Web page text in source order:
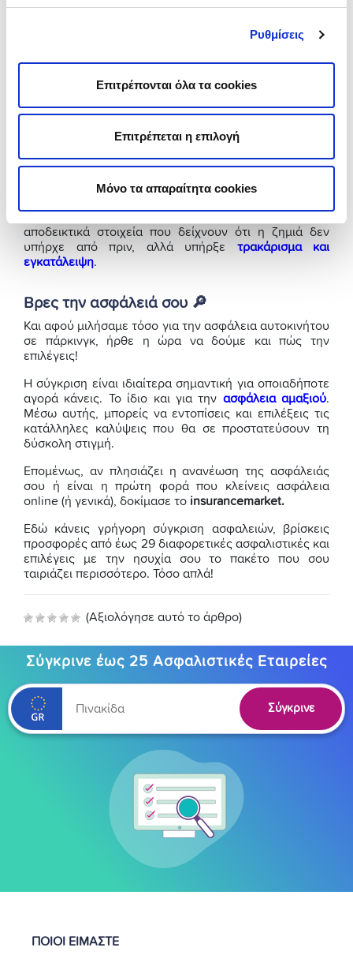
Ρυθμίσεις
Επιτρέπονται όλα τα cookies
Επιτρέπεται η επιλογή
Μόνο τα απαραίτητα cookies
Αν συμβαίνει αυτό, τότε θα είναι και ασφαλισμένο. Σε
παράνομο και υπάρξει κάποιο συμβάν, θα είναι πολύ
κάποιος.
Κράτησε αποδεικτικά στοιχεία 📸
Το δεύτερο και σημαντικότερο πράγμα που έχεις να
κάνεις, ειδικά στα πάρκινγκ όπου δεν παρκάρεις μόνος
σου, είναι πριν παραδώσεις τα κλειδιά να βγάλεις
αποδεικτικά στοιχεία που δείχνουν ότι η ζημιά δεν
υπήρχε από πριν, αλλά υπήρξε τρακάρισμα και
εγκατάλειψη.
Βρες την ασφάλειά σου 🔎
Και αφού μιλήσαμε τόσο για την ασφάλεια αυτοκινήτου
σε πάρκινγκ, ήρθε η ώρα να δούμε και πώς την
επιλέγεις!
Η σύγκριση είναι ιδιαίτερα σημαντική για οποιαδήποτε
αγορά κάνεις. Το ίδιο και για την ασφάλεια αμαξιού.
Μέσω αυτής, μπορείς να εντοπίσεις και επιλέξεις τις
κατάλληλες καλύψεις που θα σε προστατεύσουν τη
δύσκολη στιγμή.
Επομένως, αν πλησιάζει η ανανέωση της ασφάλειάς
σου ή είναι η πρώτη φορά που κλείνεις ασφάλεια
online (ή γενικά), δοκίμασε το insurancemarket.
Εδώ κάνεις γρήγορη σύγκριση ασφαλειών, βρίσκεις
προσφορές από έως 29 διαφορετικές ασφαλιστικές και
επιλέγεις με την ησυχία σου το πακέτο που σου
ταιριάζει περισσότερο. Τόσο απλά!
(Αξιολόγησε αυτό το άρθρο)
Σύγκρινε έως 25 Ασφαλιστικές Εταιρείες
Σύγκρινε
ΠΟΙΟΙ ΕΙΜΑΣΤΕ